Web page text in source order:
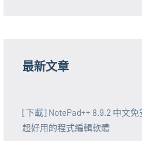
最新文章
[下載] NotePad++ 8.9.2 中文免
超好用的程式編輯軟體